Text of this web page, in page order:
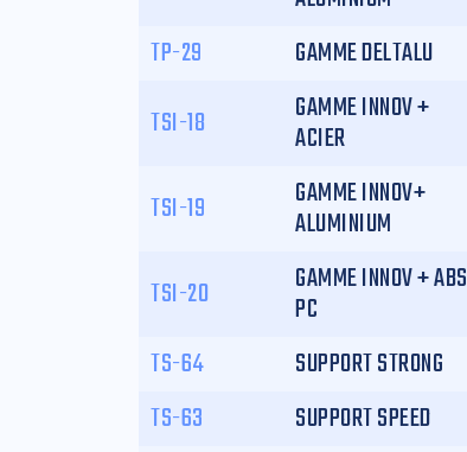
TP-29
GAMME DELTALU
TSI-18
GAMME INNOV +
ACIER
TSI-19 GAMME INNOV+
ALUMINIUM
TSI-20 GAMME INNOV + ABS
PC
TS-64
SUPPORT STRONG
TS-63
SUPPORT SPEED